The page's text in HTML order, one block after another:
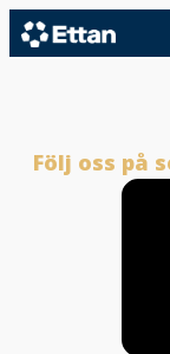
Följ oss på